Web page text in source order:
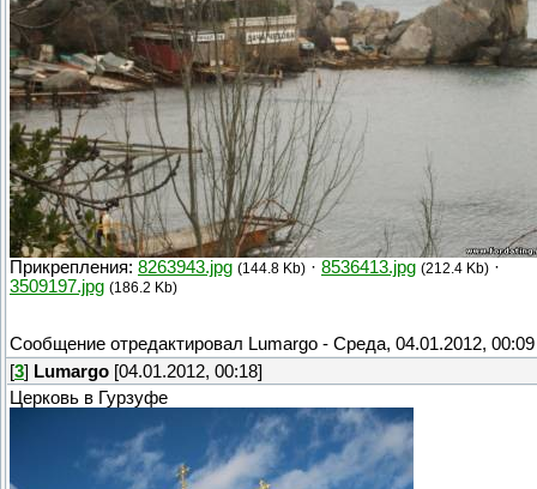
Прикрепления: 8263943.jpg (144.8 Kb) · 8536413.jpg (212.4 Kb) ·
3509197.jpg (186.2 Kb)
Сообщение отредактировал Lumargo - Среда, 04.01.2012, 00:09
[3] Lumargo [04.01.2012, 00:18]
Церковь в Гурзуфе